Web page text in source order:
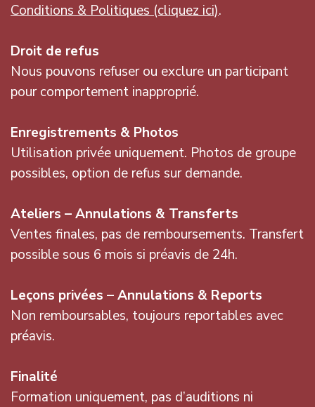
Conditions & Politiques (cliquez ici).
Droit de refus
Nous pouvons refuser ou exclure un participant
pour comportement inapproprié.
Enregistrements & Photos
Utilisation privée uniquement. Photos de groupe
possibles, option de refus sur demande.
Ateliers – Annulations & Transferts
Ventes finales, pas de remboursements. Transfert
possible sous 6 mois si préavis de 24h.
Leçons privées – Annulations & Reports
Non remboursables, toujours reportables avec
préavis.
Finalité
Formation uniquement, pas d’auditions ni